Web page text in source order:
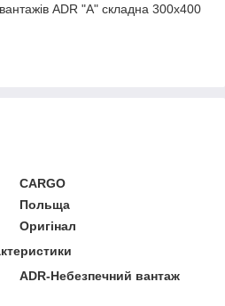
ADR "A" складна 300х400
CARGO
Польща
Оригінал
ADR-Небезпечний вантаж